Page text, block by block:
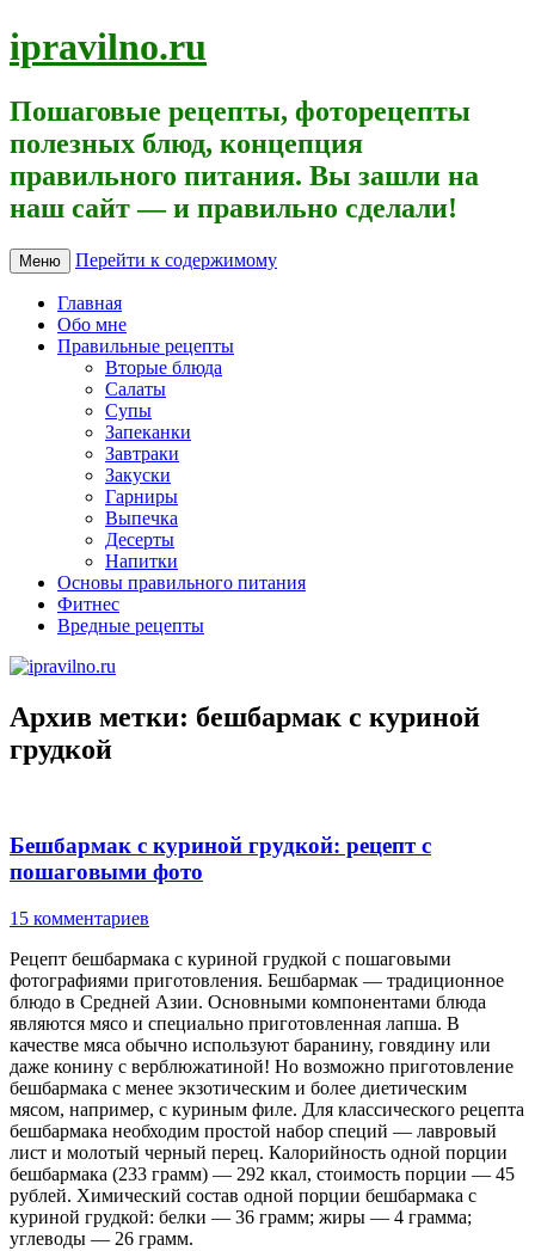
ipravilno.ru
Пошаговые рецепты, фоторецепты
полезных блюд, концепция
правильного питания. Вы зашли на
наш сайт — и правильно сделали!
Меню Перейти к содержимому
Главная
Обо мне
Правильные рецепты
Вторые блюда
Салаты
Супы
Запеканки
Завтраки
Закуски
Гарниры
Выпечка
Десерты
Напитки
Основы правильного питания
Фитнес
Вредные рецепты
Архив метки: бешбармак с куриной
грудкой
Бешбармак с куриной грудкой: рецепт с
пошаговыми фото
15 комментариев
Рецепт бешбармака с куриной грудкой с пошаговыми
фотографиями приготовления. Бешбармак — традиционное
блюдо в Средней Азии. Основными компонентами блюда
являются мясо и специально приготовленная лапша. В
качестве мяса обычно используют баранину, говядину или
даже конину с верблюжатиной! Но возможно приготовление
бешбармака с менее экзотическим и более диетическим
мясом, например, с куриным филе. Для классического рецепта
бешбармака необходим простой набор специй — лавровый
лист и молотый черный перец. Калорийность одной порции
бешбармака (233 грамм) — 292 ккал, стоимость порции — 45
рублей. Химический состав одной порции бешбармака с
куриной грудкой: белки — 36 грамм; жиры — 4 грамма;
углеводы — 26 грамм.